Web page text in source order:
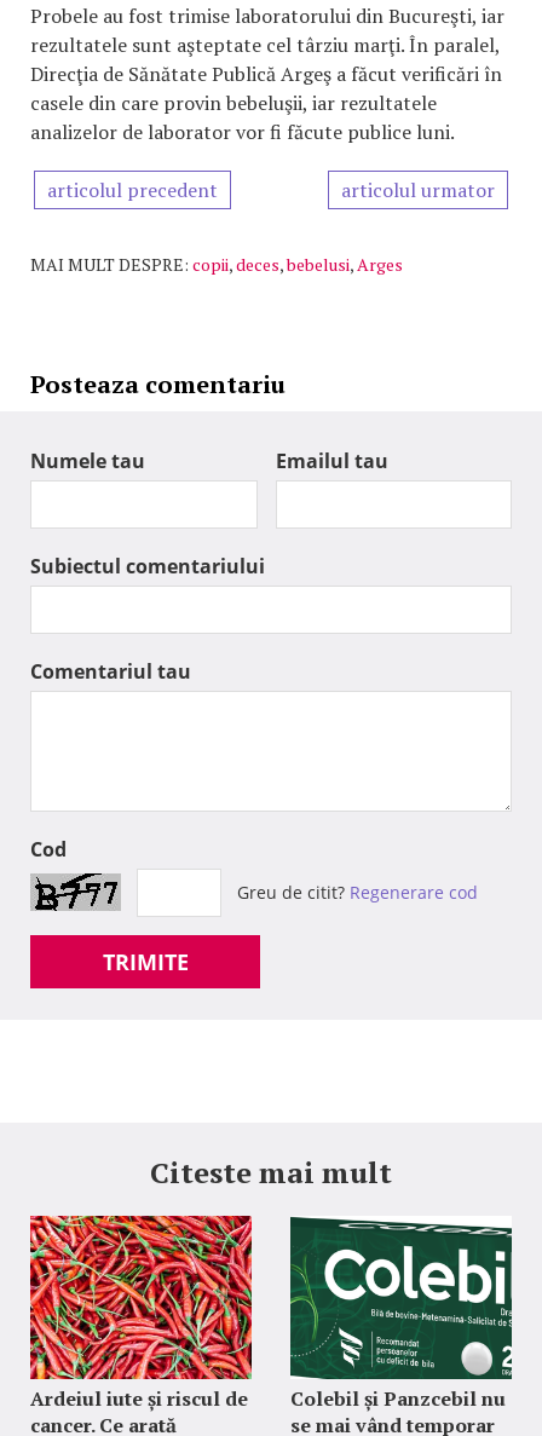
Probele au fost trimise laboratorului din Bucureşti, iar
rezultatele sunt aşteptate cel târziu marţi. În paralel,
Direcţia de Sănătate Publică Argeş a făcut verificări în
casele din care provin bebeluşii, iar rezultatele
analizelor de laborator vor fi făcute publice luni.
articolul precedent articolul urmator
MAI MULT DESPRE: copii,deces,bebelusi,Arges
Posteaza comentariu
Numele tau Emailul tau
Subiectul comentariului
Comentariul tau
Cod
Greu de citit? Regenerare cod
TRIMITE
Citeste mai mult
Ardeiul iute și riscul de
cancer. Ce arată
Colebil și Panzcebil nu
se mai vând temporar